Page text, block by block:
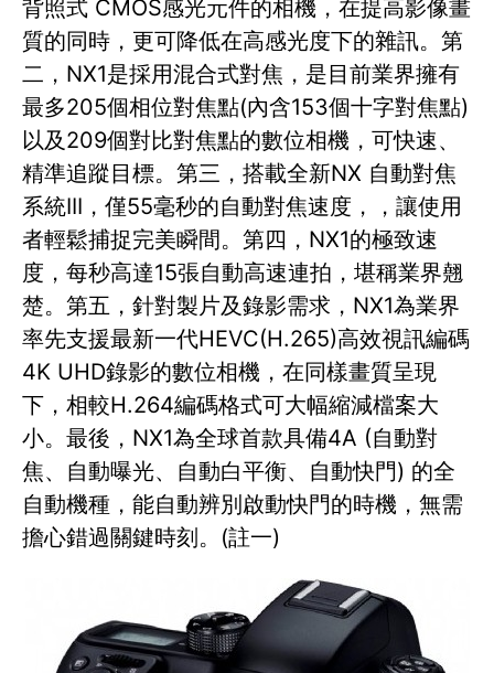
背照式 CMOS感光元件的相機，在提高影像畫
質的同時，更可降低在高感光度下的雜訊。第
二，NX1是採用混合式對焦，是目前業界擁有
最多205個相位對焦點(內含153個十字對焦點)
以及209個對比對焦點的數位相機，可快速、
精準追蹤目標。第三，搭載全新NX 自動對焦
系統III，僅55毫秒的自動對焦速度，，讓使用
者輕鬆捕捉完美瞬間。第四，NX1的極致速
度，每秒高達15張自動高速連拍，堪稱業界翹
楚。第五，針對製片及錄影需求，NX1為業界
率先支援最新一代HEVC(H.265)高效視訊編碼
4K UHD錄影的數位相機，在同樣畫質呈現
下，相較H.264編碼格式可大幅縮減檔案大
小。最後，NX1為全球首款具備4A (自動對
焦、自動曝光、自動白平衡、自動快門) 的全
自動機種，能自動辨別啟動快門的時機，無需
擔心錯過關鍵時刻。(註一)